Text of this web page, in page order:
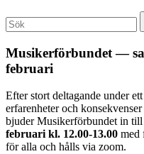
Musikerförbundet —
februari
Efter stort deltagande under
erfarenheter och
bjuder Musikerförbundet in
februarikl. 12.00-13.00 med
för alla och hålls via zoom.